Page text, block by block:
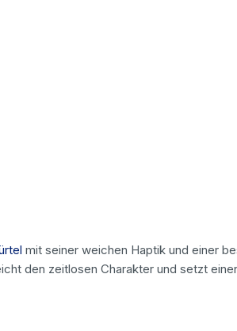
mit seiner weichen Haptik und einer
den zeitlosen Charakter und setzt